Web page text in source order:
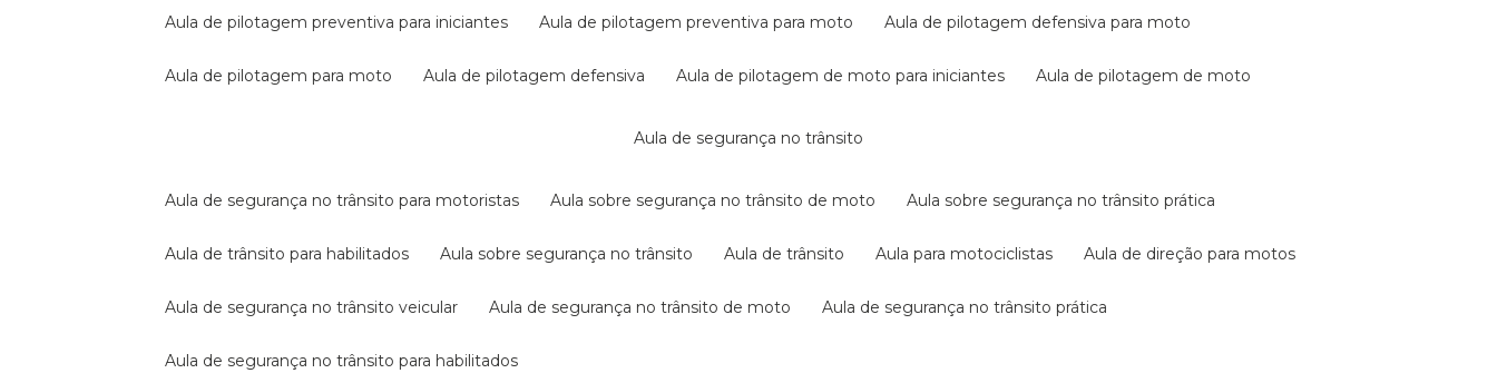
aula de pilotagem preventiva para iniciantes aula de pilotagem preventiva para moto aula de pilotagem defensiva para moto
aula de pilotagem para moto aula de pilotagem defensiva aula de pilotagem de moto para iniciantes aula de pilotagem de moto
aula de segurança no trânsito
aula de segurança no trânsito para motoristas aula sobre segurança no trânsito de moto aula sobre segurança no trânsito prática
aula de trânsito para habilitados aula sobre segurança no trânsito aula de trânsito aula para motociclistas aula de direção para motos
aula de segurança no trânsito veicular aula de segurança no trânsito de moto aula de segurança no trânsito prática
aula de segurança no trânsito para habilitados